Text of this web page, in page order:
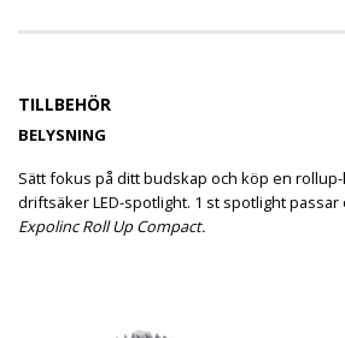
TILLBEHÖR
BELYSNING
Sätt fokus på ditt budskap och köp en
driftsäker LED-spotlight. 1 st spotlight
Expolinc Roll Up Compact.